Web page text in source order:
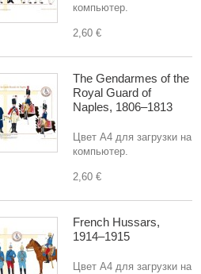
компьютер.
2,60 €
The Gendarmes of the
Royal Guard of
Naples, 1806–1813
Цвет A4 для загрузки на
компьютер.
2,60 €
French Hussars,
1914–1915
Цвет A4 для загрузки на